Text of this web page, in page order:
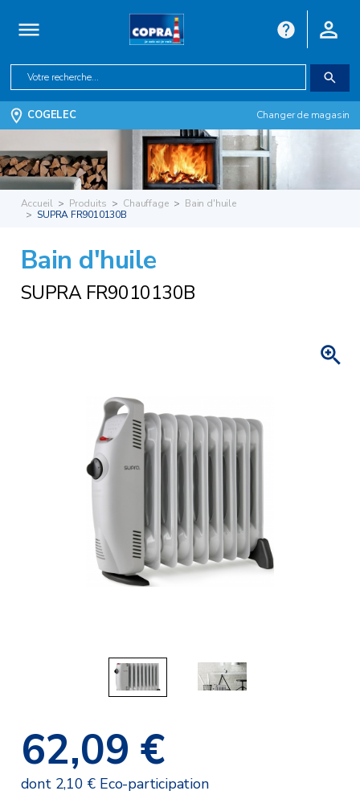
COGELEC Changer de magasin
Accueil Produits Chauffage
Bain d'huile
SUPRA FR9010130B
Bain d'huile
SUPRA FR9010130B
62,09 €
dont 2,10 € Eco-participation